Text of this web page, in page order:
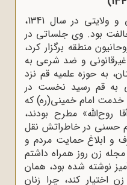
در جریان انجمن‌هاى ایالتى و ولایتى در سال 1341،
بود. وی جلساتى در
منطقه برگزار کرد،
و ضد شرعى به
به حوزه‌ علمیه‌ قم نزد
به قم ‌رسید نخست در
امام خمینى(ره) که
روح‌الله» مطرح بودند،
حسنی در خاطراتش نقل
و ابلاغ حمایت مردم و
زن روز همراه داشتم
نوشته شده بود، همان
اختیار کند، چرا زنان